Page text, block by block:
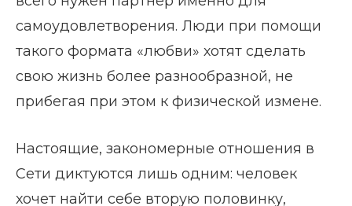
самоудовлетворения. Люди при помощи
такого формата «любви» хотят сделать
свою жизнь более разнообразной, не
прибегая при этом к физической измене.
Настоящие, закономерные отношения в
Сети диктуются лишь одним: человек
хочет найти себе вторую половинку,